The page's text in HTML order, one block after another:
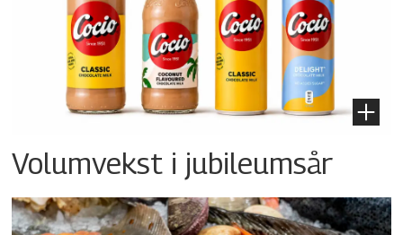
Volumvekst i jubileumsår